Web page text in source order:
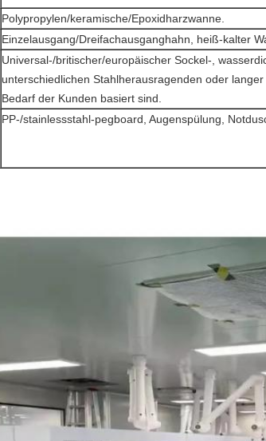
Polypropylen/keramische/Epoxidharzwanne.
Einzelausgang/Dreifachausganghahn, heiß-kalter
Universal-/britischer/europäischer Sockel-,
unterschiedlichen Stahlherausragenden oder
Bedarf der Kunden basiert sind.
PP-/stainlessstahl-pegboard, Augenspülung,